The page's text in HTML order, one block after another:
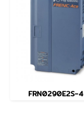
FRN0290E2S-